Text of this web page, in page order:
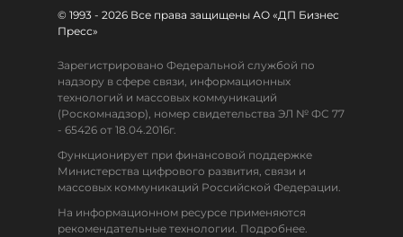
© 1993 - 2026 Все права защищены АО «ДП Бизнес
Пресс»
Зарегистрировано Федеральной службой по
надзору в сфере связи, информационных
технологий и массовых коммуникаций
(Роскомнадзор), номер свидетельства ЭЛ № ФС 77
- 65426 от 18.04.2016г.
Функционирует при финансовой поддержке
Министерства цифрового развития, связи и
массовых коммуникаций Российской Федерации.
На информационном ресурсе применяются
рекомендательные технологии. Подробнее.